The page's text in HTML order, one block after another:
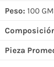
Peso: 100
Pieza